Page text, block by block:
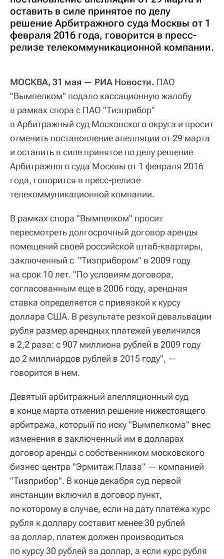
оставить в силе принятое по делу
решение Арбитражного суда Москвы от 1
февраля 2016 года, говорится в пресс-
релизе телекоммуникационной компании.
МОСКВА, 31 мая — РИА Новости. ПАО
"Вымпелком" подало кассационную жалобу
в рамках спора с ПАО "Тизприбор"
в Арбитражный суд Московского округа и просит
отменить постановление апелляции от 29 марта
и оставить в силе принятое по делу решение
Арбитражного суда Москвы от 1 февраля 2016
года, говорится в пресс-релизе
телекоммуникационной компании.
В рамках спора "Вымпелком" просит
пересмотреть долгосрочный договор аренды
помещений своей российской штаб-квартиры,
заключенный с "Тизприбором" в 2009 году
на срок 10 лет. "По условиям договора,
согласованным еще в 2006 году, арендная
ставка определяется с привязкой к курсу
доллара США. В результате резкой девальвации
рубля размер арендных платежей увеличился
в 2,2 раза: с 907 миллиона рублей в 2009 году
до 2 миллиардов рублей в 2015 году", —
говорится в нем.
Девятый арбитражный апелляционный суд
в конце марта отменил решение нижестоящего
арбитража, который по иску "Вымпелкома" внес
изменения в заключенный им в долларах
договор аренды с собственником московского
бизнес-центра "Эрмитаж Плаза" — компанией
"Тизприбор". В конце декабря суд первой
инстанции включил в договор пункт,
по которому в случае, если на дату платежа курс
рубля к доллару составит менее 30 рублей
за доллар, платеж должен производиться
по курсу 30 рублей за доллар, а если курс рубля